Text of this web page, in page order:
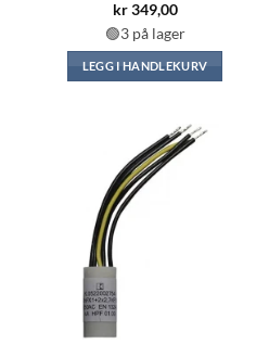
kr349,00
🟢3 på lager
LEGG I HANDLEKURV